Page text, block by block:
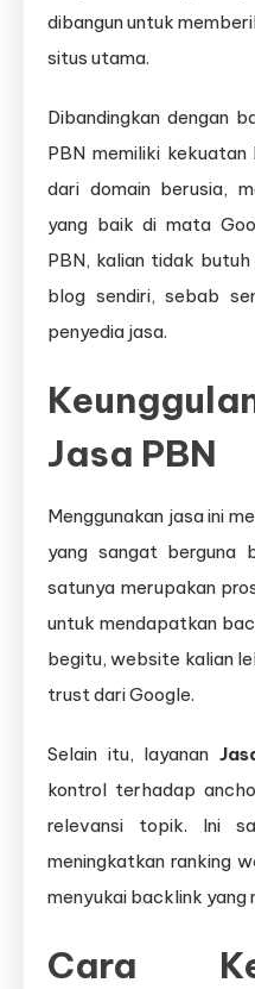
dibangun untuk
situs utama.
Dibandingkan dengan
PBN memiliki
dari domain berusia,
yang baik di mata
PBN, kalian tidak
blog sendiri, sebab
penyedia jasa.
Jasa PBN
Menggunakan jasa ini
yang sangat berguna
satunya merupakan
untuk mendapatkan
begitu, website kalian
trust dari Google.
Selain itu, layanan
kontrol terhadap
relevansi topik. Ini
meningkatkan ranking
menyukai backlink yang
Cara